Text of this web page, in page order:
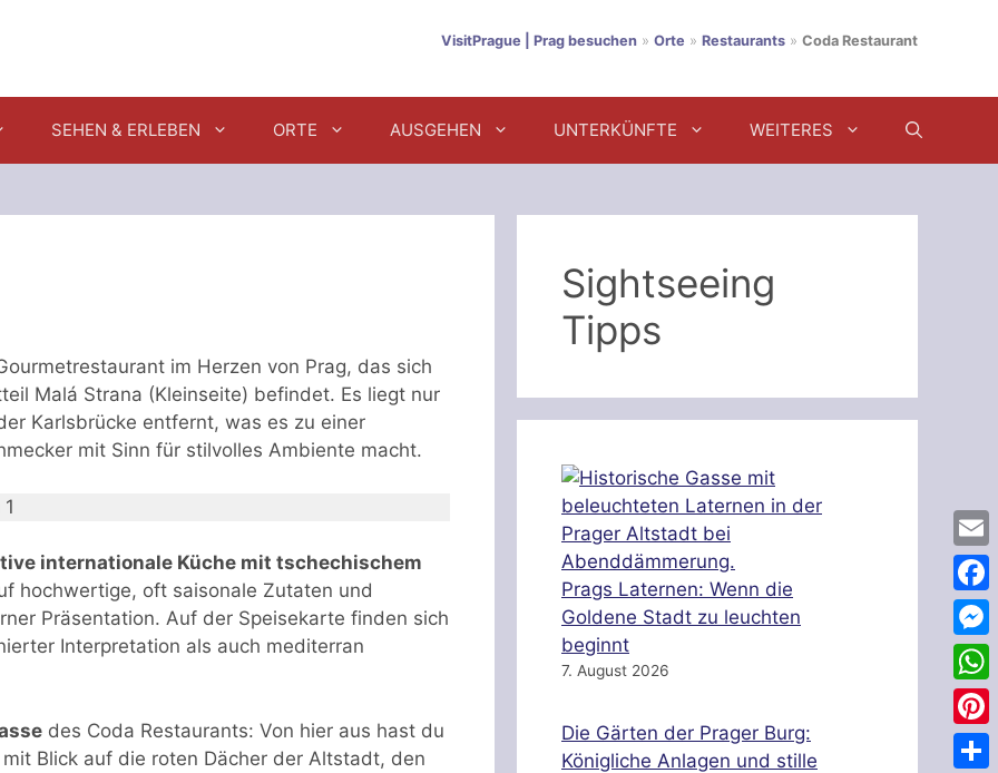
VisitPrague | Prag besuchen » Orte » Restaurants » Coda Restaurant
SEHEN & ERLEBEN ORTE AUSGEHEN UNTERKÜNFTE WEITERES
im Herzen von Prag, das sich
Malá Strana (Kleinseite) befindet. Es liegt nur
Karlsbrücke entfernt, was es zu einer
mit Sinn für stilvolles Ambiente macht.
internationale Küche mit tschechischem
hochwertige, oft saisonale Zutaten und
Präsentation. Auf der Speisekarte finden sich
Interpretation als auch mediterran
des Coda Restaurants: Von hier aus hast du
Blick auf die roten Dächer der Altstadt, den
Sightseeing
Tipps
Prags Laternen: Wenn die
Goldene Stadt zu leuchten
beginnt
7. August 2026
Die Gärten der Prager Burg:
Königliche Anlagen und stille